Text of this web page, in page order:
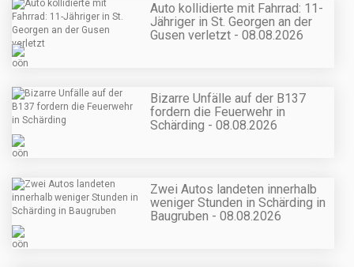
Auto kollidierte mit Fahrrad: 11-
Jähriger in St. Georgen an der
Gusen verletzt - 08.08.2026
Bizarre Unfälle auf der B137
fordern die Feuerwehr in
Schärding - 08.08.2026
Zwei Autos landeten innerhalb
weniger Stunden in Schärding in
Baugruben - 08.08.2026